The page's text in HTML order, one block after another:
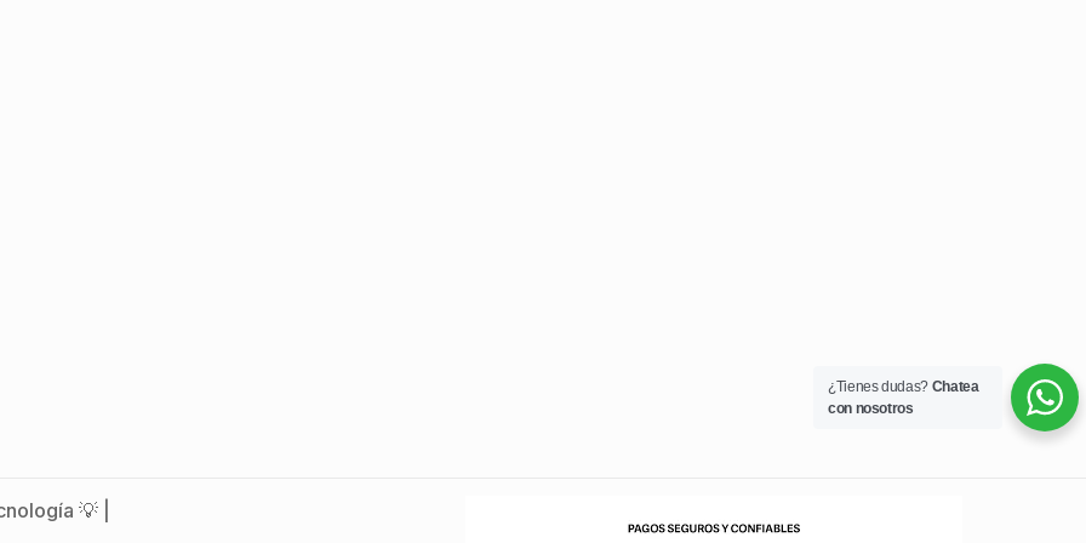
💡 |
¿Tienes dudas? Chatea
con nosotros